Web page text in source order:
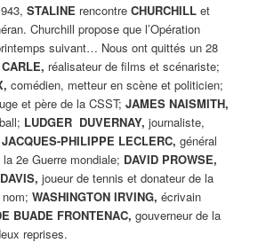
STALINE rencontreCHURCHILL et
Churchill propose que l’Opération
suivant… Nous ont quittés un 28
réalisateur de films et scénariste;
comédien, metteur en scène et politicien;
et père de la CSST;JAMES NAISMITH,
LUDGER DUVERNAY, journaliste,
JACQUES-PHILIPPE LECLERC, général
2e Guerre mondiale; DAVID PROWSE,
joueur de tennis et donateur de la
nom;WASHINGTON IRVING, écrivain
BUADE FRONTENAC, gouverneur de la
reprises.